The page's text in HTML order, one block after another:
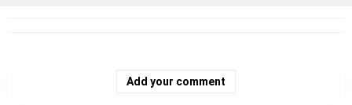
Add your comment